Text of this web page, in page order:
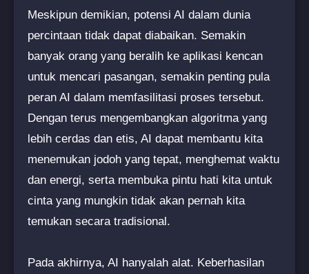
Meskipun demikian, potensi AI dalam dunia
percintaan tidak dapat diabaikan. Semakin
banyak orang yang beralih ke aplikasi kencan
untuk mencari pasangan, semakin penting pula
peran AI dalam memfasilitasi proses tersebut.
Dengan terus mengembangkan algoritma yang
lebih cerdas dan etis, AI dapat membantu kita
menemukan jodoh yang tepat, menghemat waktu
dan energi, serta membuka pintu hati kita untuk
cinta yang mungkin tidak akan pernah kita
temukan secara tradisional.
Pada akhirnya, AI hanyalah alat. Keberhasilan